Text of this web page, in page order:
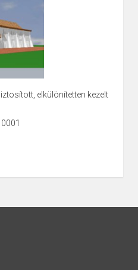
elkülönítetten kezelt